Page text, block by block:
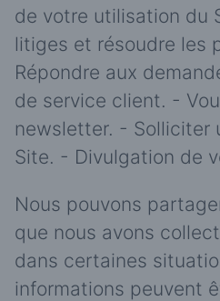
de votre utilisation du
litiges et résoudre les
Répondre aux
de service client. -
newsletter. - Solliciter
Site. - Divulgation de
Nous pouvons
que nous avons
dans certaines
informations peuvent